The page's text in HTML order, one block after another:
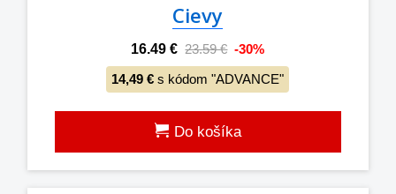
Cievy
16.49 € 23.59 € -30%
14,49 € s kódom "ADVANCE"
Do košíka